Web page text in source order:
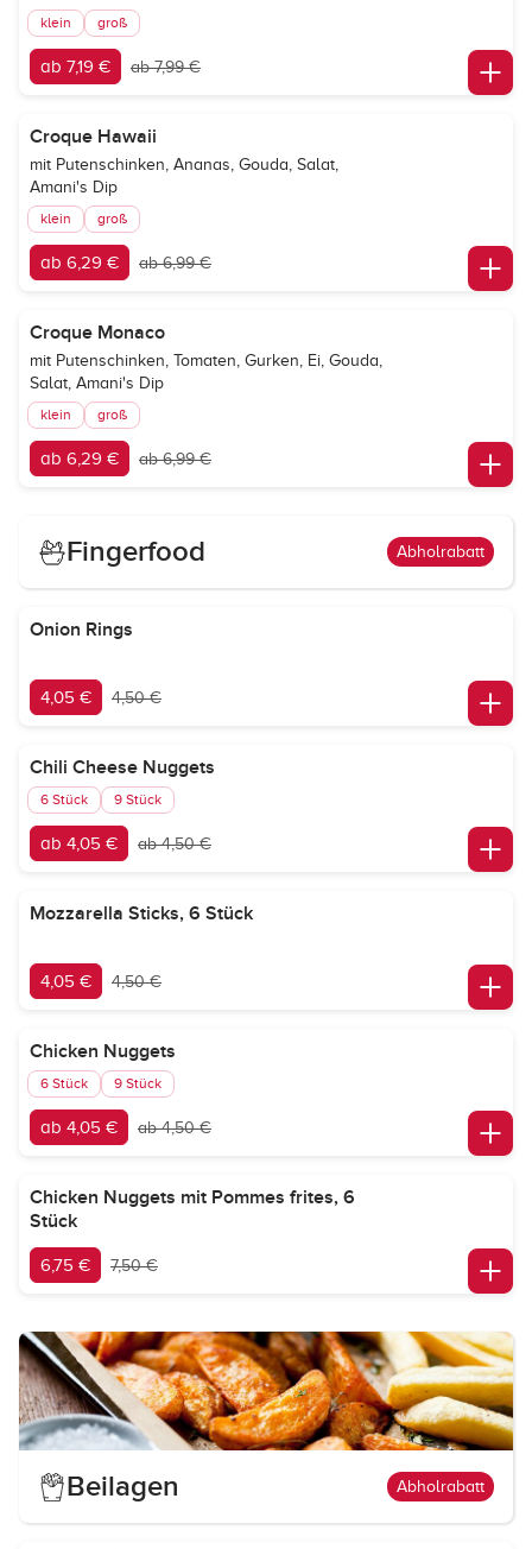
klein groß
ab 7,19 € ab 7,99 €
Croque Hawaii
mit Putenschinken, Ananas, Gouda, Salat,
Amani's Dip
klein groß
ab 6,29 € ab 6,99 €
Croque Monaco
mit Putenschinken, Tomaten, Gurken, Ei, Gouda,
Salat, Amani's Dip
klein groß
ab 6,29 € ab 6,99 €
Fingerfood Abholrabatt
Onion Rings
4,05 € 4,50 €
Chili Cheese Nuggets
6 Stück 9 Stück
ab 4,05 € ab 4,50 €
Mozzarella Sticks, 6 Stück
4,05 € 4,50 €
Chicken Nuggets
6 Stück 9 Stück
ab 4,05 € ab 4,50 €
Chicken Nuggets mit Pommes frites, 6
Stück
6,75 € 7,50 €
Beilagen Abholrabatt